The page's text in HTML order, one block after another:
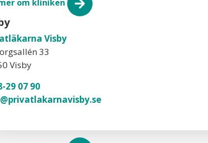
om kliniken
Visby
33
Visby
29 07 90